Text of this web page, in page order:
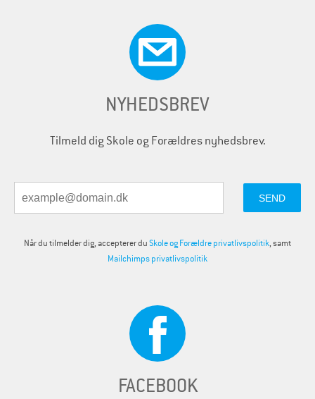
NYHEDSBREV
Tilmeld dig Skole og Forældres nyhedsbrev.
Når du tilmelder dig, accepterer duSkole og Forældre privatlivspolitik, samt
Mailchimps privatlivspolitik
FACEBOOK